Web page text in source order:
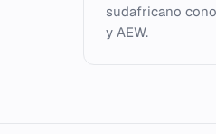
sudafricano
y AEW.